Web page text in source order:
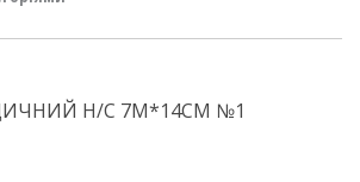
Н/С 7М*14СМ №1